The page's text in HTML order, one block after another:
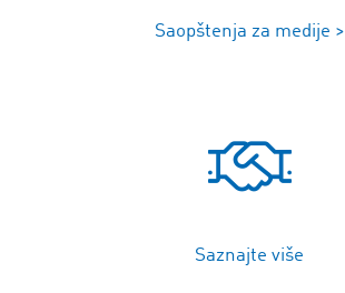
Saopštenja za medije >
Saznajte više